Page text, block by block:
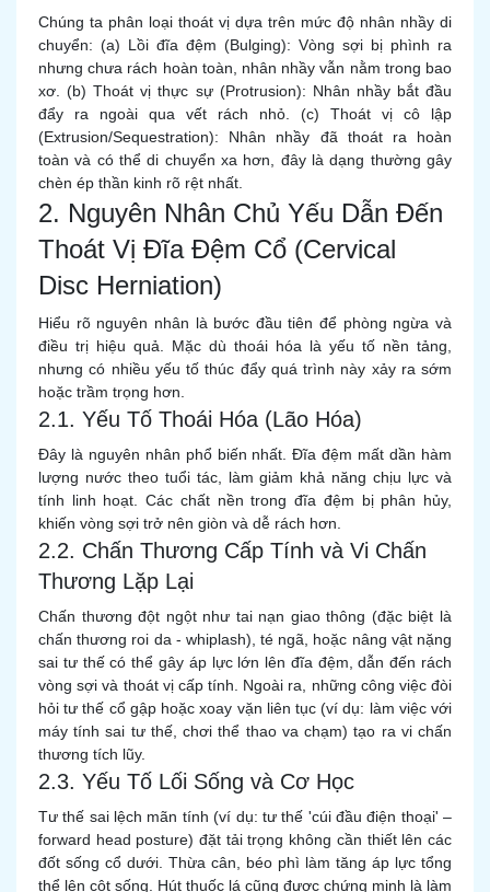
Chúng ta phân loại thoát vị dựa trên mức độ nhân nhầy di
chuyển: (a) Lồi đĩa đệm (Bulging): Vòng sợi bị phình ra
nhưng chưa rách hoàn toàn, nhân nhầy vẫn nằm trong bao
xơ. (b) Thoát vị thực sự (Protrusion): Nhân nhầy bắt đầu
đẩy ra ngoài qua vết rách nhỏ. (c) Thoát vị cô lập
(Extrusion/Sequestration): Nhân nhầy đã thoát ra hoàn
toàn và có thể di chuyển xa hơn, đây là dạng thường gây
chèn ép thần kinh rõ rệt nhất.
2. Nguyên Nhân Chủ Yếu Dẫn Đến
Thoát Vị Đĩa Đệm Cổ (Cervical
Disc Herniation)
Hiểu rõ nguyên nhân là bước đầu tiên để phòng ngừa và
điều trị hiệu quả. Mặc dù thoái hóa là yếu tố nền tảng,
nhưng có nhiều yếu tố thúc đẩy quá trình này xảy ra sớm
hoặc trầm trọng hơn.
2.1. Yếu Tố Thoái Hóa (Lão Hóa)
Đây là nguyên nhân phổ biến nhất. Đĩa đệm mất dần hàm
lượng nước theo tuổi tác, làm giảm khả năng chịu lực và
tính linh hoạt. Các chất nền trong đĩa đệm bị phân hủy,
khiến vòng sợi trở nên giòn và dễ rách hơn.
2.2. Chấn Thương Cấp Tính và Vi Chấn
Thương Lặp Lại
Chấn thương đột ngột như tai nạn giao thông (đặc biệt là
chấn thương roi da - whiplash), té ngã, hoặc nâng vật nặng
sai tư thế có thể gây áp lực lớn lên đĩa đệm, dẫn đến rách
vòng sợi và thoát vị cấp tính. Ngoài ra, những công việc đòi
hỏi tư thế cổ gập hoặc xoay vặn liên tục (ví dụ: làm việc với
máy tính sai tư thế, chơi thể thao va chạm) tạo ra vi chấn
thương tích lũy.
2.3. Yếu Tố Lối Sống và Cơ Học
Tư thế sai lệch mãn tính (ví dụ: tư thế 'cúi đầu điện thoại' –
forward head posture) đặt tải trọng không cần thiết lên các
đốt sống cổ dưới. Thừa cân, béo phì làm tăng áp lực tổng
thể lên cột sống. Hút thuốc lá cũng được chứng minh là làm